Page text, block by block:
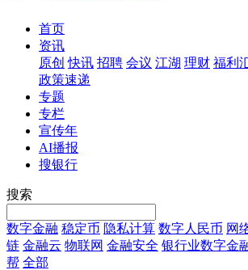
首页
资讯
原创 快讯 招聘 会议 江湖 理财 福利
政策速递
专题
专栏
宣传年
AI播报
搜银行
搜索
数字金融 稳定币 隐私计算 数字人民币 网
链 金融云 物联网 金融安全 银行业数字金
帮 全部